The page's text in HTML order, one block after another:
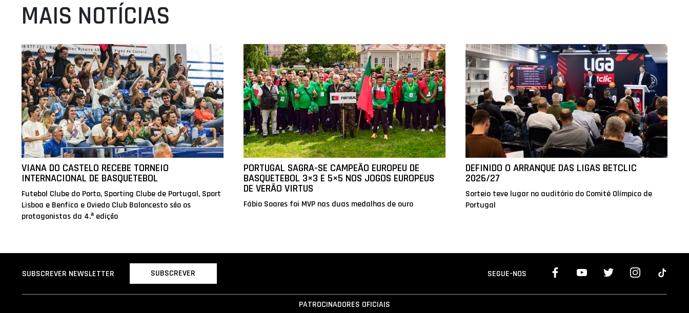
MAIS NOTÍCIAS
VIANA DO CASTELO RECEBE TORNEIO
INTERNACIONAL DE BASQUETEBOL
Futebol Clube do Porto, Sporting Clube de Portugal, Sport
Lisboa e Benfica e Oviedo Club Baloncesto são os
protagonistas da 4.ª edição
PORTUGAL SAGRA-SE CAMPEÃO EUROPEU DE
BASQUETEBOL 3×3 E 5×5 NOS JOGOS EUROPEUS
DE VERÃO VIRTUS
Fábio Soares foi MVP nas duas medalhas de ouro
DEFINIDO O ARRANQUE DAS LIGAS BETCLIC
2026/27
Sorteio teve lugar no auditório do Comité Olímpico de
Portugal
SUBSCREVER NEWSLETTER SUBSCREVER SEGUE-NOS
PATROCINADORES OFICIAIS